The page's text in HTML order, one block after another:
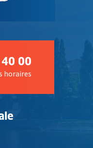
00
horaires